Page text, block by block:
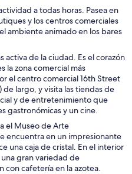
a todas horas. Pasea en
y los centros comerciales
ambiente animado en los bares
activa de la ciudad. Es el corazón
la zona comercial más
el centro comercial 16th Street
de largo, y visita las tiendas de
y de entretenimiento que
gastronómicas y un cine.
el Museo de Arte
encuentra en un impresionante
una caja de cristal. En el interior
gran variedad de
cafetería en la azotea.